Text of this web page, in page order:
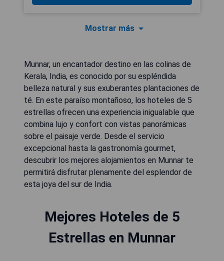
Mostrar más
Munnar, un encantador destino en las colinas de
Kerala, India, es conocido por su espléndida
belleza natural y sus exuberantes plantaciones de
té. En este paraíso montañoso, los hoteles de 5
estrellas ofrecen una experiencia inigualable que
combina lujo y confort con vistas panorámicas
sobre el paisaje verde. Desde el servicio
excepcional hasta la gastronomía gourmet,
descubrir los mejores alojamientos en Munnar te
permitirá disfrutar plenamente del esplendor de
esta joya del sur de India.
Mejores Hoteles de 5
Estrellas en Munnar